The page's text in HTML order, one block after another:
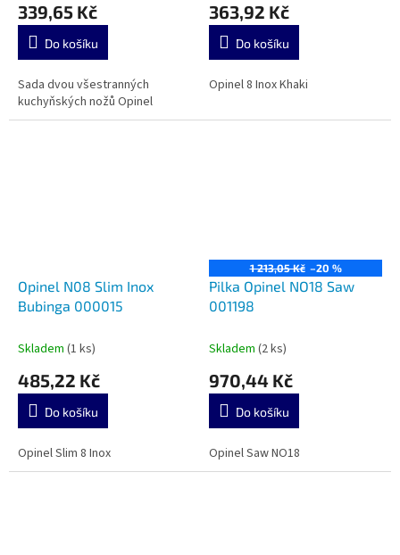
339,65 Kč
Do košíku
Sada dvou všestranných
kuchyňských nožů Opinel
363,92 Kč
Do košíku
Opinel 8 Inox Khaki
Opinel N08 Slim Inox
Bubinga 000015
Skladem (1 ks)
485,22 Kč
Do košíku
Opinel Slim 8 Inox
1 213,05 Kč –20 %
Pilka Opinel NO18 Saw
001198
Skladem (2 ks)
970,44 Kč
Do košíku
Opinel Saw NO18